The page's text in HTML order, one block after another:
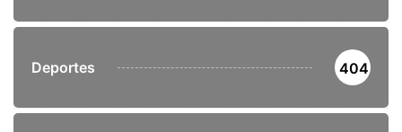
Deportes 404